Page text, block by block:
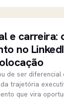
e carreira:
no
de ser diferencial
trajetória
que vira